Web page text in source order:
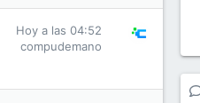
Hoy a las 04:52
compudemano